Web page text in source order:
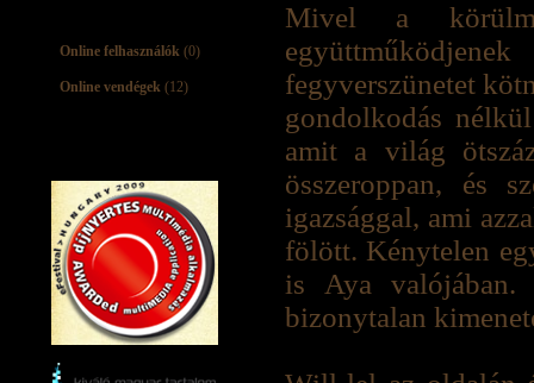
Online felhasználók (0)
Online vendégek (12)
Mivel a
fegyverszünetet
gondolkodás
amit a világ
összeroppan, és
igazsággal, ami
fölött. Kénytelen
is Aya valójában.
bizonytalan